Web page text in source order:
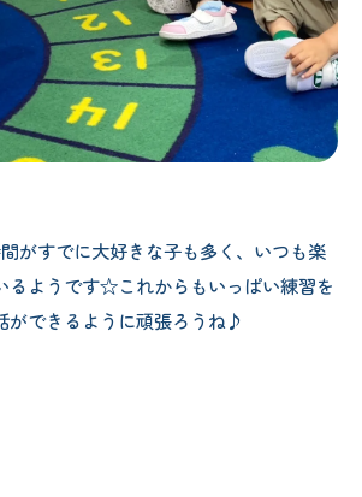
がすでに大好きな子も多く、いつも楽
るようです☆これからもいっぱい練習を
ができるように頑張ろうね♪